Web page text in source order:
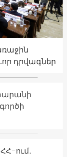
դրվագներ
ում․